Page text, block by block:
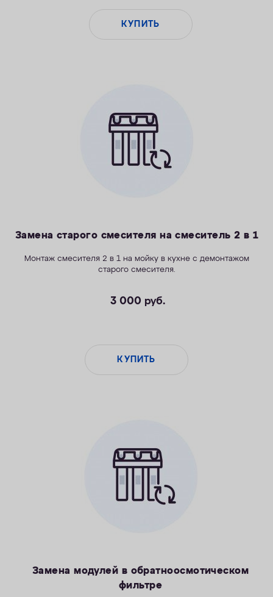
КУПИТЬ
Замена старого смесителя на смеситель 2 в 1
Монтаж смесителя 2 в 1 на мойку в кухне с демонтажом
старого смесителя.
3 000 руб.
КУПИТЬ
Замена модулей в обратноосмотическом
фильтре